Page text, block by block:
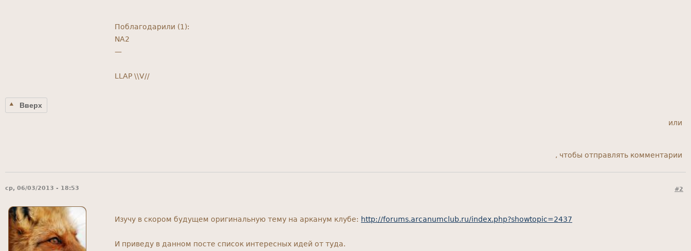
Поблагодарили (1):
NA2
—
LLAP \\V//
Вверх
или
, чтобы отправлять комментарии
ср, 06/03/2013 - 18:53 #2
Изучу в скором будущем оригинальную тему на арканум клубе: http://forums.arcanumclub.ru/index.php?showtopic=2437
И приведу в данном посте список интересных идей от туда.